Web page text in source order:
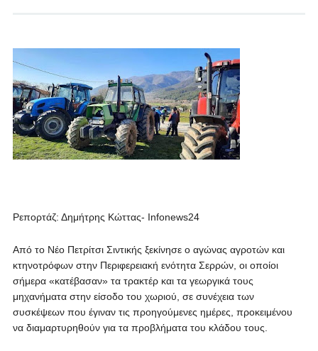
Ρεπορτάζ: Δημήτρης Κώττας- Infonews24
Από το Νέο Πετρίτσι Σιντικής ξεκίνησε ο αγώνας αγροτών και
κτηνοτρόφων στην Περιφερειακή ενότητα Σερρών, οι οποίοι
σήμερα «κατέβασαν» τα τρακτέρ και τα γεωργικά τους
μηχανήματα στην είσοδο του χωριού, σε συνέχεια των
συσκέψεων που έγιναν τις προηγούμενες ημέρες, προκειμένου
να διαμαρτυρηθούν για τα προβλήματα του κλάδου τους.